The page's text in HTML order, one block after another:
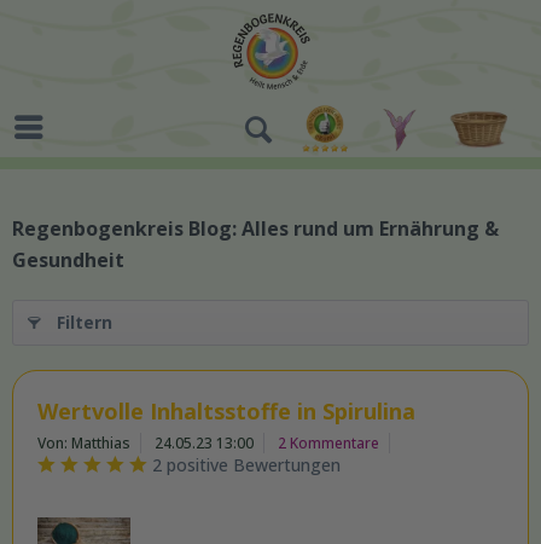
Regenbogenkreis Blog: Alles rund um Ernährung &
Gesundheit
Filtern
Wertvolle Inhaltsstoffe in Spirulina
Von: Matthias 24.05.23 13:00 2 Kommentare
2 positive Bewertungen